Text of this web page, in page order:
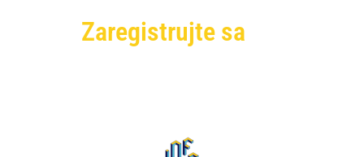
Zaregistrujte sa